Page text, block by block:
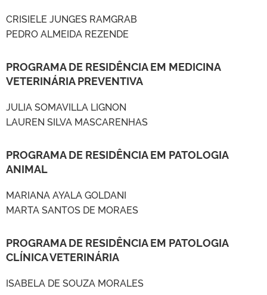
CRISIELE JUNGES RAMGRAB
PEDRO ALMEIDA REZENDE
PROGRAMA DE RESIDÊNCIA EM MEDICINA
VETERINÁRIA PREVENTIVA
JULIA SOMAVILLA LIGNON
LAUREN SILVA MASCARENHAS
PROGRAMA DE RESIDÊNCIA EM PATOLOGIA
ANIMAL
MARIANA AYALA GOLDANI
MARTA SANTOS DE MORAES
PROGRAMA DE RESIDÊNCIA EM PATOLOGIA
CLÍNICA VETERINÁRIA
ISABELA DE SOUZA MORALES